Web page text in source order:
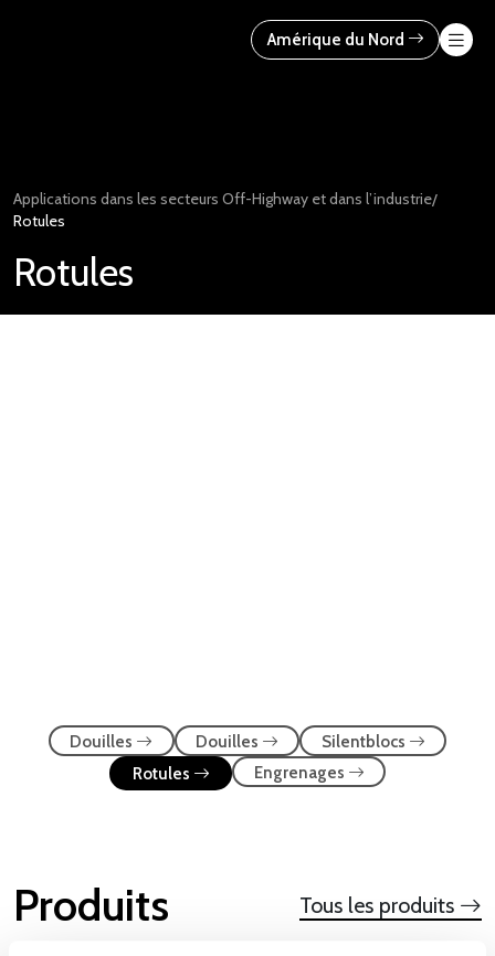
Amérique du Nord
Applications dans les secteurs Off-Highway et dans l’industrie/
Rotules
Rotules
Douilles Douilles
Silentblocs
Rotules
Engrenages
Produits Tous les produits